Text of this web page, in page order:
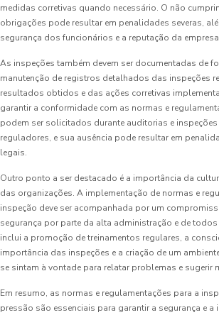
medidas corretivas quando necessário. O não
obrigações pode resultar em penalidades severas,
segurança dos funcionários e a reputação da
As inspeções também devem ser documentadas de
manutenção de registros detalhados das inspeções
resultados obtidos e das ações corretivas
garantir a conformidade com as normas e
podem ser solicitados durante auditorias e
reguladores, e sua ausência pode resultar em
legais.
Outro ponto a ser destacado é a importância da
das organizações. A implementação de normas e
inspeção deve ser acompanhada por um
segurança por parte da alta administração e de
inclui a promoção de treinamentos regulares, a
importância das inspeções e a criação de um
se sintam à vontade para relatar problemas e sugerir
Em resumo, as normas e regulamentações para a
pressão são essenciais para garantir a segurança e a